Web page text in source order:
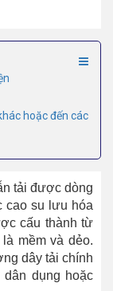
hoặc đến các
tải được dòng
cao su lưu hóa
cấu thành từ
mềm và dẻo.
dây tải chính
dụng hoặc